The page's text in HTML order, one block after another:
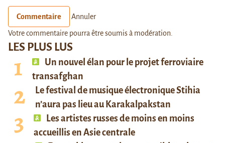
LES PLUS LUS
Un nouvel élan pour le projet ferroviaire
transafghan
Le festival de musique électronique Stihia
n’aura pas lieu au Karakalpakstan
Les artistes russes de moins en moins
accueillis en Asie centrale
Commentaire Annuler
Votre commentaire pourra être soumis à modération.